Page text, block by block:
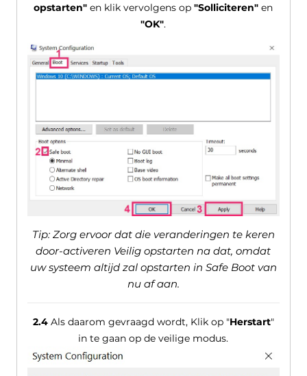
opstarten" en klik vervolgens op"Solliciteren" en
"OK".
Tip: Zorg ervoor dat die veranderingen te keren
door-activeren Veilig opstarten na dat, omdat
uw systeem altijd zal opstarten in Safe Boot van
nu af aan.
2.4Als daarom gevraagd wordt, Klik op "Herstart"
in te gaan op de veilige modus.